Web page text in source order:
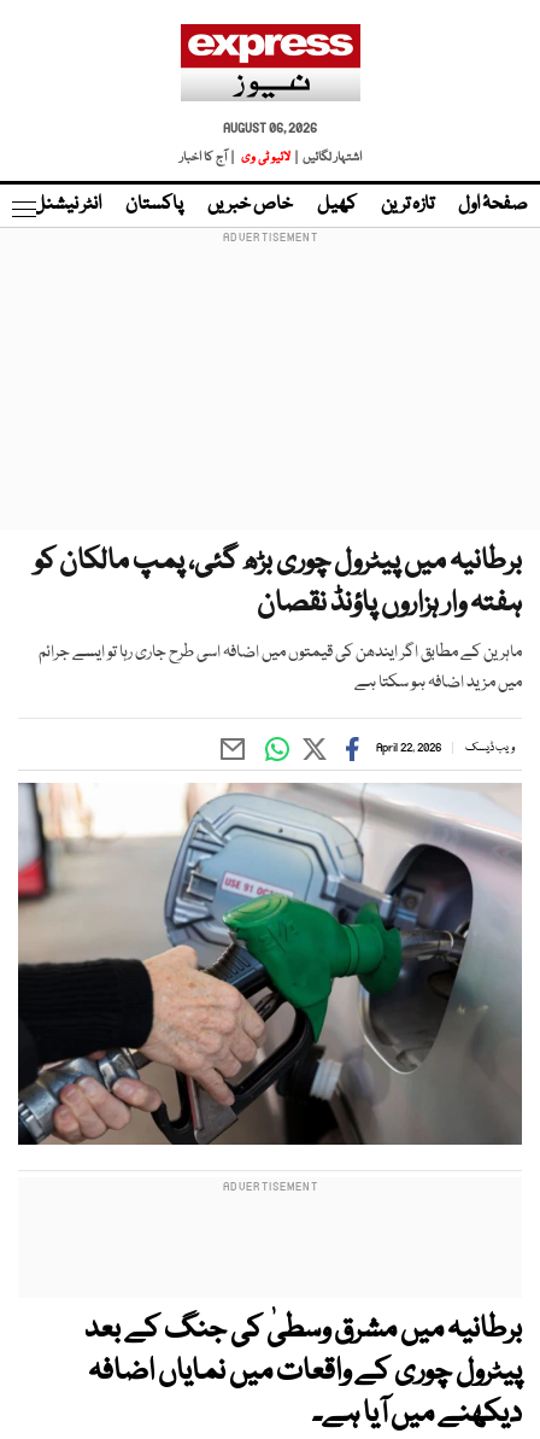
AUGUST 06, 2026
اشتہار لگائیں |
لائیو ٹی وی | آج کا اخبار
صفحۂ اول تازہ ترین کھیل خاص خبریں پاکستان انٹر نیشنل
برطانیہ میں پیٹرول چوری بڑھ گئی، پمپ مالکان کو
ہفتہ وار ہزاروں پاؤنڈ نقصان
ماہرین کے مطابق اگر ایندھن کی قیمتوں میں اضافہ اسی طرح جاری رہا تو ایسے جرائم
میں مزید اضافہ ہو سکتا ہے
ویب ڈیسک April 22, 2026
برطانیہ میں مشرق وسطیٰ کی جنگ کے بعد
پیٹرول چوری کے واقعات میں نمایاں اضافہ
دیکھنے میں آیا ہے۔